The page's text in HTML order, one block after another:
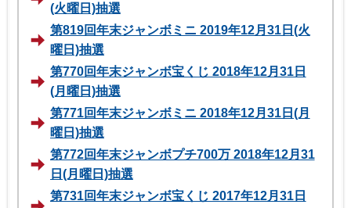
(火曜日)抽選
第819回年末ジャンボミニ 2019年12月31日(火
曜日)抽選
第770回年末ジャンボ宝くじ 2018年12月31日
(月曜日)抽選
第771回年末ジャンボミニ 2018年12月31日(月
曜日)抽選
第772回年末ジャンボプチ700万 2018年12月31
日(月曜日)抽選
第731回年末ジャンボ宝くじ 2017年12月31日